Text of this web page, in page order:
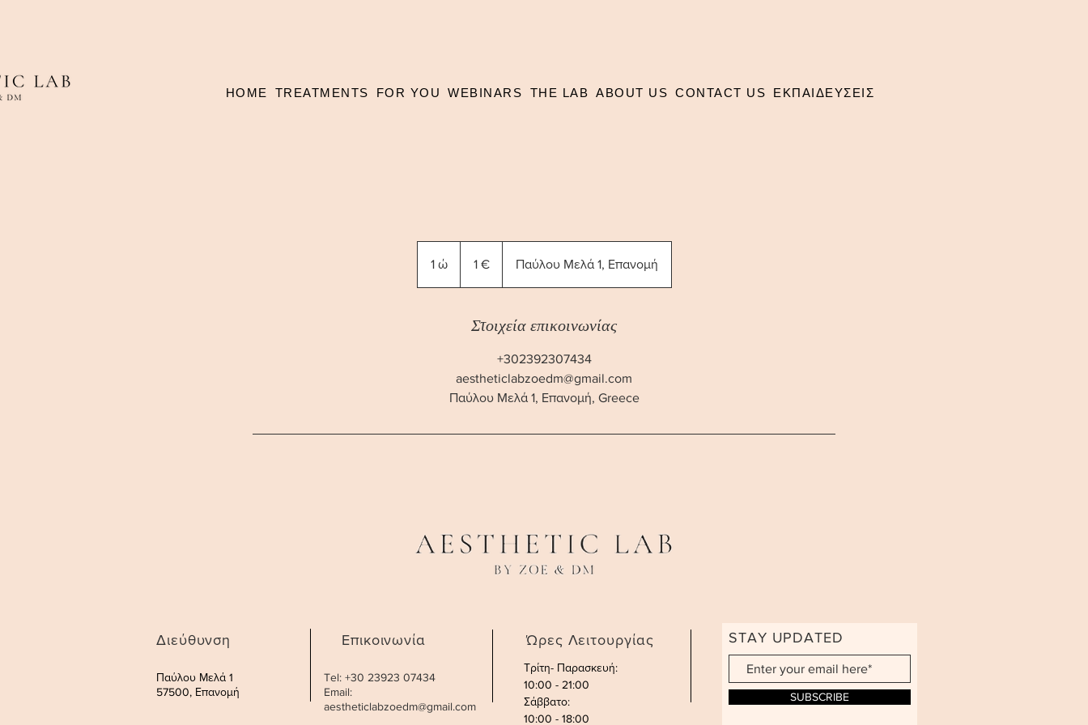
HOME TREATMENTS FOR YOU WEBINARS THE LAB ABOUT US CONTACT US ΕΚΠΑΙΔΕΥΣΕΙΣ
1 ώ1 1 € Παύλου Μελά 1, Επανομή
Στοιχεία επικοινωνίας
+302392307434
aestheticlabzoedm@gmail.com
Παύλου Μελά 1, Επανομή, Greece
Διεύθυνση
Παύλου Μελά 1
57500, Επανομή
Επικοινωνία
Tel: +30 23923 07434
Email:
aestheticlabzoedm@gmail.com
Ώρες Λειτουργίας
Τρίτη- Παρασκευή:
10:00 - 21:00
Σάββατο:
10:00 - 18:00
STAY UPDATED
SUBSCRIBE